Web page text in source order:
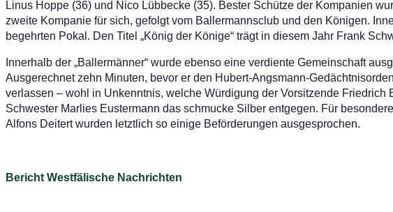
Linus Hoppe (36) und Nico Lübbecke (35). Bester Schütze der Kompanien
zweite Kompanie für sich, gefolgt vom Ballermannsclub und den Königen.
begehrten Pokal. Den Titel „König der Könige“ trägt in diesem Jahr Frank
Innerhalb der „Ballermänner“ wurde ebenso eine verdiente Gemeinschaft
Ausgerechnet zehn Minuten, bevor er den Hubert-Angsmann-
verlassen – wohl in Unkenntnis, welche Würdigung der Vorsitzende
Schwester Marlies Eustermann das schmucke Silber entgegen. Für
Alfons Deitert wurden letztlich so einige Beförderungen ausgesprochen.
Bericht Westfälische Nachrichten